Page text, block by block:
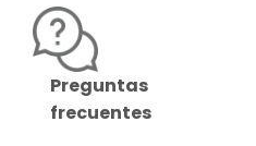
Preguntas
frecuentes